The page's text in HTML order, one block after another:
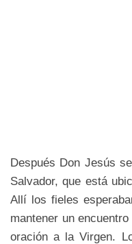
Después Don Jesús
Salvador, que está
Allí los fieles
mantener un
oración a la Virgen.